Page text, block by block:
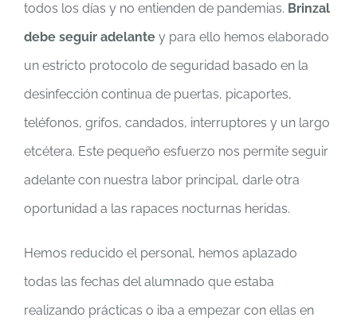
todos los días y no entienden de pandemias. Brinzal
debe seguir adelante y para ello hemos elaborado
un estricto protocolo de seguridad basado en la
desinfección continua de puertas, picaportes,
teléfonos, grifos, candados, interruptores y un largo
etcétera. Este pequeño esfuerzo nos permite seguir
adelante con nuestra labor principal, darle otra
oportunidad a las rapaces nocturnas heridas.
Hemos reducido el personal, hemos aplazado
todas las fechas del alumnado que estaba
realizando prácticas o iba a empezar con ellas en